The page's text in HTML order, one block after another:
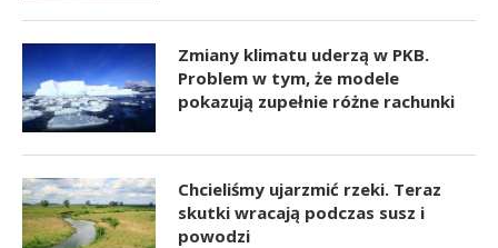
Zmiany klimatu uderzą w PKB.
Problem w tym, że modele
pokazują zupełnie różne rachunki
Chcieliśmy ujarzmić rzeki. Teraz
skutki wracają podczas susz i
powodzi